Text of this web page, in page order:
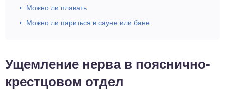
Можно ли плавать
Можно ли париться в сауне или бане
Ущемление нерва в пояснично-
крестцовом отдел